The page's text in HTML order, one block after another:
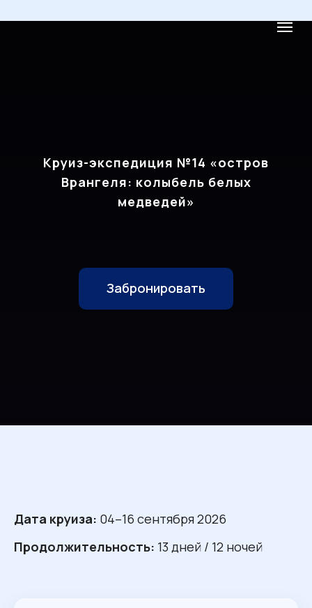
Круиз-экспедиция №14 «остров
Врангеля: колыбель белых
медведей»
Забронировать
Дата круиза: 04–16 сентября 2026
Продолжительность: 13 дней / 12 ночей